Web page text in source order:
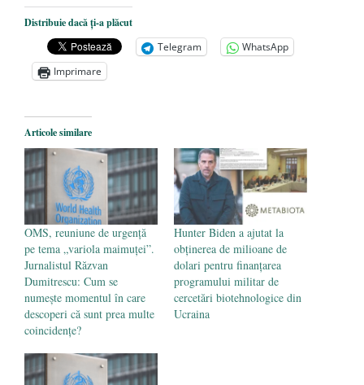
Dezvăluiri cutremurătoare despre
președintele Ucrainei, Volodymyr
Zelensky
- 13 mai 2026
Statul care servește Națiunea
Legea Vexler produce efecte. Bustul
poetului Octavian Goga, înlăturat din Iași
- 16 aprilie 2026
Distribuie dacă ți-a plăcut
Telegram
WhatsApp
Imprimare
Articole similare
OMS, reuniune de urgență
pe tema „variola maimuței”.
Jurnalistul Răzvan
Dumitrescu: Cum se
numește momentul în care
descoperi că sunt prea multe
coincidențe?
Hunter Biden a ajutat la
obținerea de milioane de
dolari pentru finanțarea
programului militar de
cercetări biotehnologice din
Ucraina